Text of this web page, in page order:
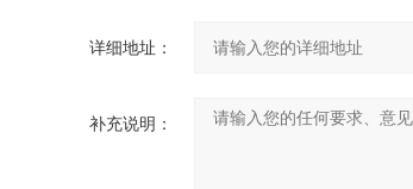
详细地址：
补充说明：